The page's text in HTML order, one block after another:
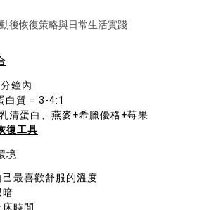
後恢復策略與日常生活實踐
鐘內
白質 = 3-4:1
清蛋白、燕麥+希臘優格+莓果
復工具
境
最喜歡舒服的溫度
暗
時間